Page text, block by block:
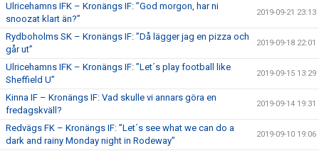
Ulricehamns IFK – Kronängs IF: ”God morgon, har ni
snoozat klart än?”
2019-09-21 23:13
Rydboholms SK – Kronängs IF: ”Då lägger jag en pizza och
går ut”
2019-09-18 22:01
Ulricehamns IFK – Kronängs IF: ”Let´s play football like
Sheffield U”
2019-09-15 13:29
Kinna IF – Kronängs IF: Vad skulle vi annars göra en
fredagskväll?
2019-09-14 19:31
Redvägs FK – Kronängs IF: ”Let´s see what we can do a
dark and rainy Monday night in Rodeway”
2019-09-10 19:06